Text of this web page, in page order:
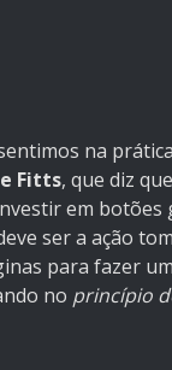
na
Fitts, que diz
em
ser a ação
para fazer
no princípio